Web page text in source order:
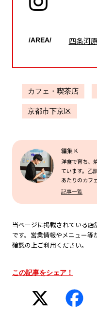
/AREA/ 四条河
カフェ・喫茶店
京都市下京区
編集 K
洋食で育ち、
ています。乙
あたりのカフ
記事一覧
当ページに掲載されている店
です。営業情報やメニュー
確認の上ご利用ください。
この記事をシェア！